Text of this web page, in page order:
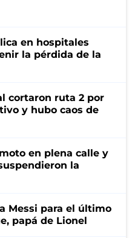
en hospitales
la pérdida de la
cortaron ruta 2 por
y hubo caos de
en plena calle y
la
Messi para el último
papá de Lionel